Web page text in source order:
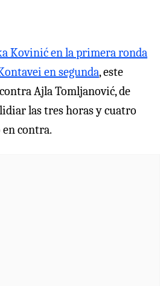
Kovinić en la primera ronda
en segunda, este
Ajla Tomljanović, de
las tres horas y cuatro
contra.